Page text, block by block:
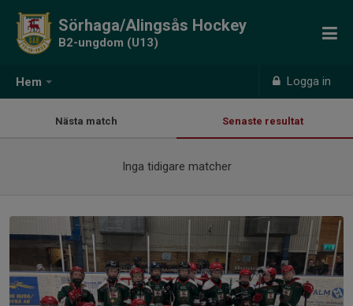
Hem Logga in
Sörhaga/Alingsås Hockey
B2-ungdom (U13)
Nästa match Senaste resultat
Inga tidigare matcher